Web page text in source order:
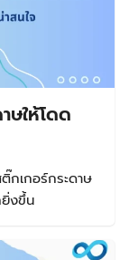
ษให้โดด
กเกอร์กระดาษ
งขึ้น